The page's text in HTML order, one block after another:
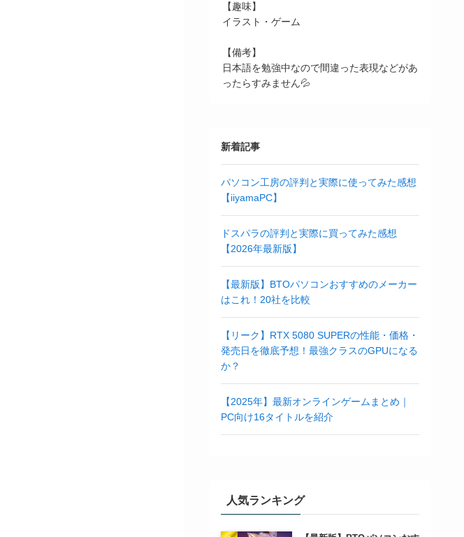
【趣味】
イラスト・ゲーム
【備考】
日本語を勉強中なので間違った表現などがあ
ったらすみません💦
新着記事
パソコン工房の評判と実際に使ってみた感想
【iiyamaPC】
ドスパラの評判と実際に買ってみた感想
【2026年最新版】
【最新版】BTOパソコンおすすめのメーカー
はこれ！20社を比較
【リーク】RTX 5080 SUPERの性能・価格・
発売日を徹底予想！最強クラスのGPUになる
か？
【2025年】最新オンラインゲームまとめ｜
PC向け16タイトルを紹介
人気ランキング